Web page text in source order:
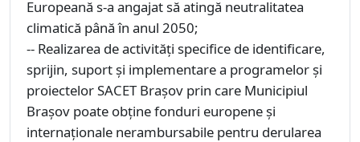
Europeană s-a angajat să atingă neutralitatea
climatică până în anul 2050;
-- Realizarea de activități specifice de identificare,
sprijin, suport și implementare a programelor și
proiectelor SACET Brașov prin care Municipiul
Brașov poate obține fonduri europene și
internaționale nerambursabile pentru derularea